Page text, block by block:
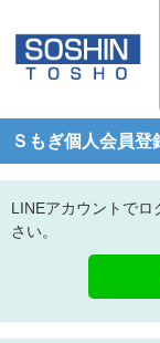
Ｓもぎ個人会員登
LINEアカウントで
さい。